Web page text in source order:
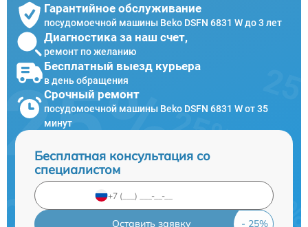
Гарантийное обслуживание
посудомоечной машины Beko DSFN 6831 W до 3 лет
Диагностика за наш счет,
ремонт по желанию
Бесплатный выезд курьера
в день обращения
Срочный ремонт
посудомоечной машины Beko DSFN 6831 W от 35
минут
Бесплатная консультация со
специалистом
Оставить заявку